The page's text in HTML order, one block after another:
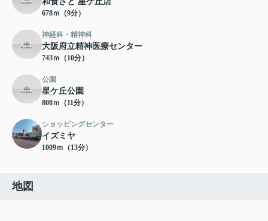
678ｍ（9分）
神経科・精神科
大阪府立精神医療センター
743ｍ（10分）
公園
星ケ丘公園
808ｍ（11分）
ショッピングセンター
イズミヤ
1009ｍ（13分）
地図